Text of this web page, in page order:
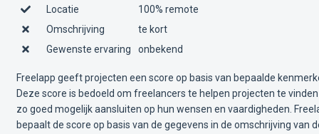
Locatie
100% remote
Omschrijving
te kort
Gewenste ervaring
onbekend
Freelapp geeft projecten een score op basis van bepaalde
Deze score is bedoeld om freelancers te helpen projecten te
zo goed mogelijk aansluiten op hun wensen en vaardigheden.
bepaalt de score op basis van de gegevens in de omschrijving van